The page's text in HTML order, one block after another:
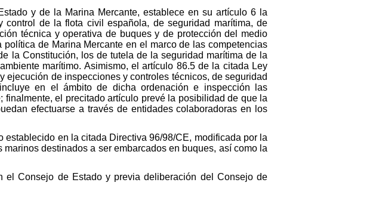
y de la Marina Mercante, establece en su artículo 6 la
de la flota civil española, de seguridad marítima, de
técnica y operativa de buques y de protección del medio
de Marina Mercante en el marco de las competencias
la Constitución, los de tutela de la seguridad marítima de la
marítimo. Asimismo, el artículo 86.5 de la citada Ley
de inspecciones y controles técnicos, de seguridad
en el ámbito de dicha ordenación e inspección las
el precitado artículo prevé la posibilidad de que la
efectuarse a través de entidades colaboradoras en los
en la citada Directiva 96/98/CE, modificada por la
destinados a ser embarcados en buques, así como la
el Consejo de Estado y previa deliberación del Consejo de